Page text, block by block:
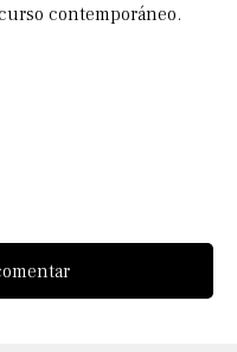
contemporáneo.